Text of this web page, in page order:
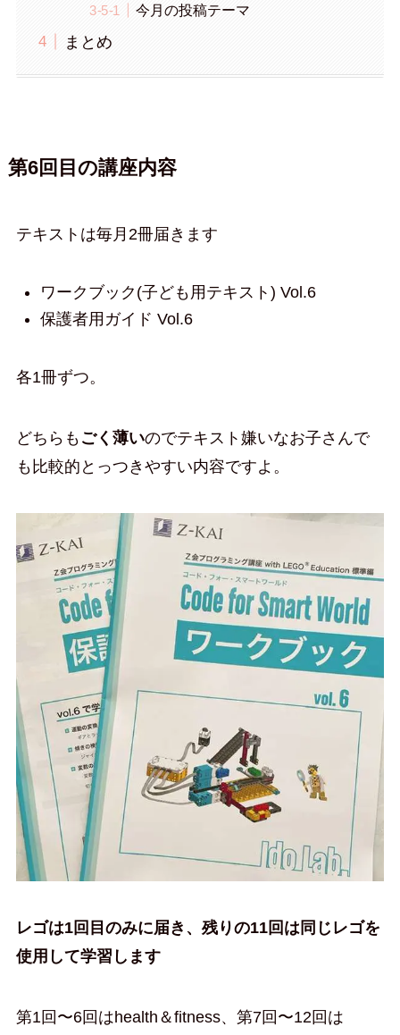
今月の投稿テーマ
まとめ
第6回目の講座内容
テキストは毎月2冊届きます
ワークブック(子ども用テキスト) Vol.6
保護者用ガイド Vol.6
各1冊ずつ。
どちらも ごく薄いのでテキスト嫌いなお子さんで
も比較的とっつきやすい内容ですよ。
レゴは1回目のみに届き、残りの11回は同じレゴを
使用して学習します
第1回〜6回はhealth＆fitness、第7回〜12回は